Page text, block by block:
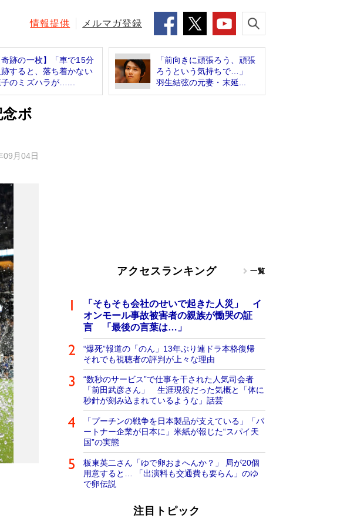
情報提供 メルマガ登録
奇跡の一枚】「車で15分
すると、落ち着かない
のミズハラが…...
「前向きに頑張ろう、頑張
ろうという気持ちで…」
羽生結弦の元妻・末延...
ボ
09月04日
アクセスランキング 一覧
「そもそも会社のせいで起きた人災」 イ
オンモール事故被害者の親族が慟哭の証
言 「最後の言葉は…」
“爆死”報道の「のん」13年ぶり連ドラ本格復帰
それでも視聴者の評判が上々な理由
“数秒のサービス”で仕事を干された人気司会者
「前田武彦さん」 生涯現役だった気概と「体に
秒針が刻み込まれているような」話芸
「プーチンの戦争を日本製品が支えている」「パ
ートナー企業が日本に」米紙が報じた“スパイ天
国”の実態
板東英二さん「ゆで卵おまへんか？」 局が20個
用意すると… 「出演料も交通費も要らん」のゆ
で卵伝説
注目トピック